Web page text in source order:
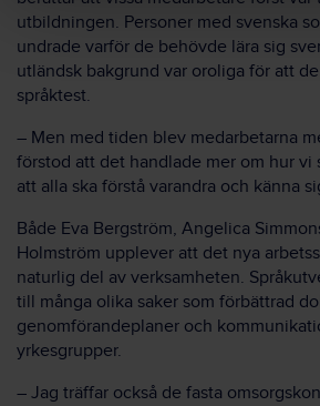
utbildningen. Personer med svenska
undrade varför de behövde lära sig
utländsk bakgrund var oroliga för att
språktest.
– Men med tiden blev medarbetarna
förstod att det handlade mer om hur vi
att alla ska förstå varandra och känna
Både Eva Bergström, Angelica
Holmström upplever att det nya
naturlig del av verksamheten.
till många olika saker som förbättrad
genomförandeplaner och
yrkesgrupper.
– Jag träffar också de fasta